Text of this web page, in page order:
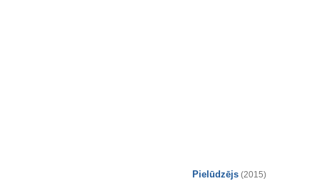
Pielūdzējs (2015)